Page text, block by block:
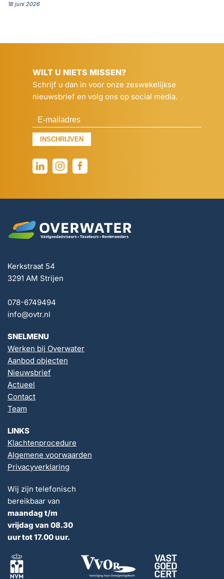
18 juni 2026
WILT U NIETS MISSEN?
Schrijf u dan in voor onze zeswekelijkse
nieuwsbrief en volg ons op social media.
INSCHRIJVEN
Kerkstraat 54
3291 AM Strijen
078-6749494
info@ovtr.nl
SNELMENU
Werken bij Overwater
Aanbod objecten
Nieuwsbrief
Actueel
Contact
Team
LINKS
Klachtenprocedure
Algemene voorwaarden
Privacyverklaring
Wij zijn telefonisch
bereikbaar van
maandag t/m
vrijdag van 08.30
uur tot 17.00 uur.